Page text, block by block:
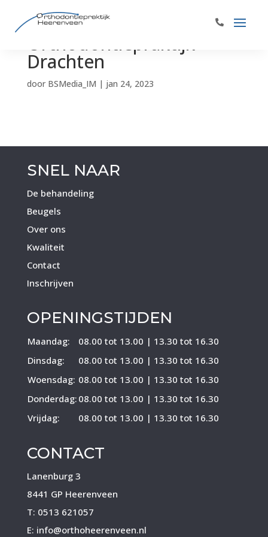
Orthodontiepraktijk
Drachten
door BSMedia_IM | jan 24, 2023
SNEL NAAR
De behandeling
Beugels
Over ons
Kwaliteit
Contact
Inschrijven
OPENINGSTIJDEN
Maandag:
08.00 tot 13.00 | 13.30 tot 16.30
Dinsdag:
08.00 tot 13.00 | 13.30 tot 16.30
Woensdag: 08.00 tot 13.00 | 13.30 tot 16.30
Donderdag: 08.00 tot 13.00 | 13.30 tot 16.30
Vrijdag:
08.00 tot 13.00 | 13.30 tot 16.30
CONTACT
Lanenburg 3
8441 GP Heerenveen
T: 0513 621057
E: info@orthoheerenveen.nl